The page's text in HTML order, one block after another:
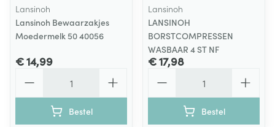
Lansinoh
Lansinoh Bewaarzakjes
Moedermelk 50 40056
€ 14,99
Bestel
Lansinoh
LANSINOH
BORSTCOMPRESSEN
WASBAAR 4 ST NF
€ 17,98
Bestel